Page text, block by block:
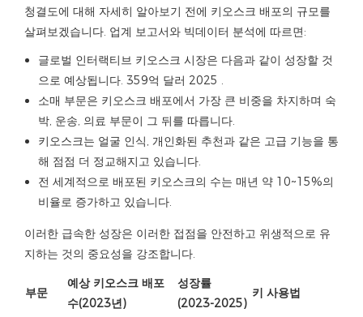
청결도에 대해 자세히 알아보기 전에 키오스크 배포의 규모를
살펴보겠습니다. 업계 보고서와 빅데이터 분석에 따르면:
글로벌 인터랙티브 키오스크 시장은 다음과 같이 성장할 것
으로 예상됩니다. 359억 달러 2025 .
소매 부문은 키오스크 배포에서 가장 큰 비중을 차지하며 숙
박, 운송, 의료 부문이 그 뒤를 따릅니다.
키오스크는 얼굴 인식, 개인화된 추천과 같은 고급 기능을 통
해 점점 더 정교해지고 있습니다.
전 세계적으로 배포된 키오스크의 수는 매년 약 10~15%의
비율로 증가하고 있습니다.
이러한 급속한 성장은 이러한 접점을 안전하고 위생적으로 유
지하는 것의 중요성을 강조합니다.
부문
예상 키오스크 배포
수(2023년)
성장률
(2023-2025)
키 사용법